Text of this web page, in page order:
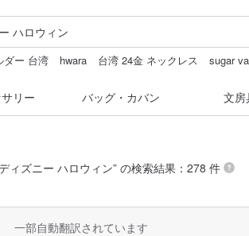
ダー 台湾 hwara 台湾 24金 ネックレス sugar
リー バッグ・カバン 文房
ィズニー ハロウィン” の検索結果：278 件
一部自動翻訳されています